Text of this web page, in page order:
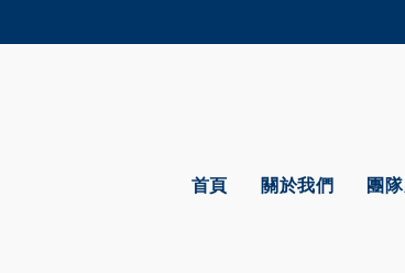
更多科大概覽
首頁 關於我們 團